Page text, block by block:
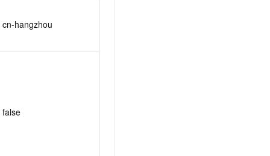
cn-hangzhou
false